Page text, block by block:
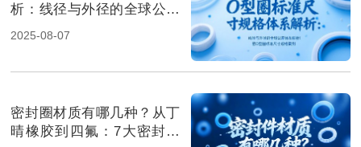
析：线径与外径的全球公差
体系解析！
2025-08-07
密封圈材质有哪几种？从丁
晴橡胶到四氟：7大密封材